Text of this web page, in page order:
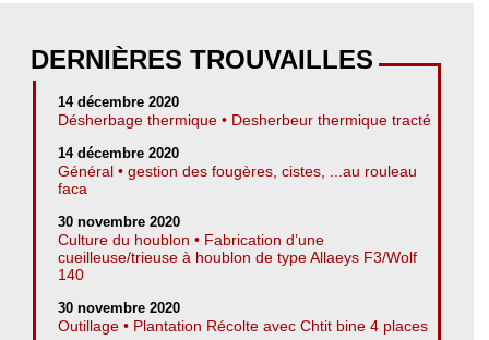
DERNIÈRES TROUVAILLES
14 décembre 2020
Désherbage thermique • Desherbeur thermique tracté
14 décembre 2020
Général • gestion des fougères, cistes, ...au rouleau
faca
30 novembre 2020
Culture du houblon • Fabrication d’une
cueilleuse/trieuse à houblon de type Allaeys F3/Wolf
140
30 novembre 2020
Outillage • Plantation Récolte avec Chtit bine 4 places